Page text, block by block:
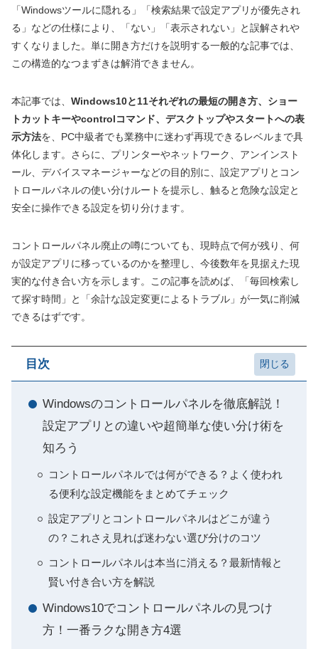
「Windowsツールに隠れる」「検索結果で設定アプリが優先され
る」などの仕様により、「ない」「表示されない」と誤解されや
すくなりました。単に開き方だけを説明する一般的な記事では、
この構造的なつまずきは解消できません。
本記事では、 Windows10と11それぞれの最短の開き方、ショー
トカットキーやcontrolコマンド、デスクトップやスタートへの表
示方法を、PC中級者でも業務中に迷わず再現できるレベルまで具
体化します。さらに、プリンターやネットワーク、アンインスト
ール、デバイスマネージャーなどの目的別に、設定アプリとコン
トロールパネルの使い分けルートを提示し、触ると危険な設定と
安全に操作できる設定を切り分けます。
コントロールパネル廃止の噂についても、現時点で何が残り、何
が設定アプリに移っているのかを整理し、今後数年を見据えた現
実的な付き合い方を示します。この記事を読めば、「毎回検索し
て探す時間」と「余計な設定変更によるトラブル」が一気に削減
できるはずです。
目次
Windowsのコントロールパネルを徹底解説！
設定アプリとの違いや超簡単な使い分け術を
知ろう
コントロールパネルでは何ができる？よく使われ
る便利な設定機能をまとめてチェック
設定アプリとコントロールパネルはどこが違う
の？これさえ見れば迷わない選び分けのコツ
コントロールパネルは本当に消える？最新情報と
賢い付き合い方を解説
Windows10でコントロールパネルの見つけ
方！一番ラクな開き方4選